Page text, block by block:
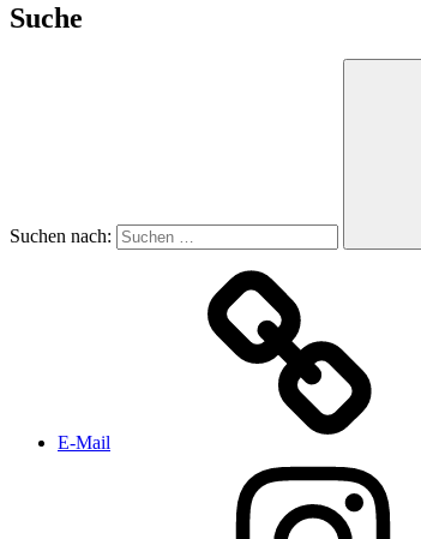
Suche
Suchen nach:
E-Mail